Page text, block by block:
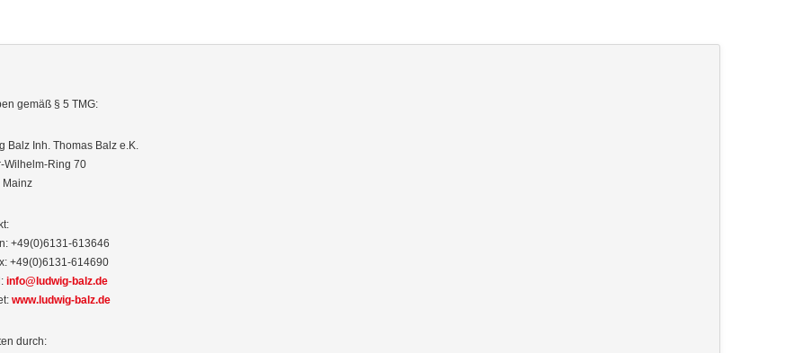
gemäß § 5 TMG:
Balz Inh. Thomas Balz e.K.
Wilhelm-Ring 70
Mainz
+49(0)6131-613646
+49(0)6131-614690
info@ludwig-balz.de
www.ludwig-balz.de
durch: